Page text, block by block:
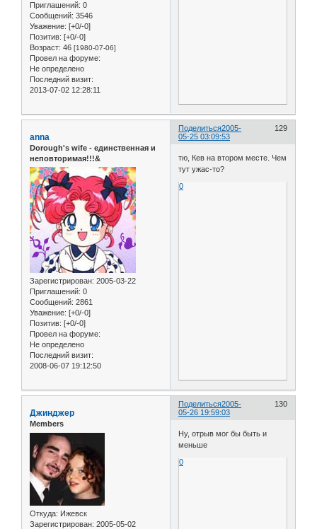
Приглашений: 0
Сообщений: 3546
Уважение: [+0/-0]
Позитив: [+0/-0]
Возраст: 46 [1980-07-06]
Провел на форуме:
Не определено
Последний визит:
2013-07-02 12:28:11
Поделиться 129
2005-
05-25 03:09:53
anna
Dorough's wife - единственная и
неповторимая!!!&
Зарегистрирован: 2005-03-22
Приглашений: 0
Сообщений: 2861
Уважение: [+0/-0]
Позитив: [+0/-0]
Провел на форуме:
Не определено
Последний визит:
2008-06-07 19:12:50
тю, Кев на втором месте. Чем
тут ужас-то?
0
Поделиться 130
2005-
05-26 19:59:03
Джинджер
Members
Откуда: Ижевск
Зарегистрирован: 2005-05-02
Ну, отрыв мог бы быть и
меньше
0